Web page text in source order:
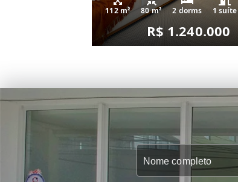
112 m² 80 m² 2 dorms 1 suíte
R$ 1.240.000